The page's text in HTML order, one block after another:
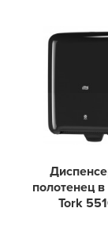
полотенец
Tork